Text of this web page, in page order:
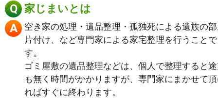
家じまいとは
空き家の処理・遺品整理・孤独死による遺族の
片付け、など専門家による家宅整理を行うことで
す。
ゴミ屋敷の遺品整理などは、個人で整理すると
も無く時間がかかりますが、専門家にまかせて
ればすぐに終わります。